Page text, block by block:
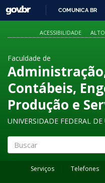
GOVBR
COMUNICA BR
ACESSIBILIDADE
Faculdade de
Contábeis,
Produção e
UNIVERSIDADE FEDERAL
Serviços Telefones